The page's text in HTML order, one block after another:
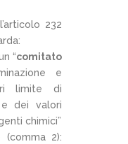
232
“comitato
e
limite di
e dei valori
chimici”
(comma 2):